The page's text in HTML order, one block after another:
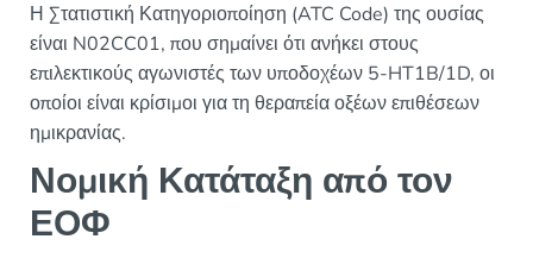
Η Στατιστική Κατηγοριοποίηση (ATC Code) της ουσίας
είναι N02CC01, που σημαίνει ότι ανήκει στους
επιλεκτικούς αγωνιστές των υποδοχέων 5-HT1B/1D, οι
οποίοι είναι κρίσιμοι για τη θεραπεία οξέων επιθέσεων
ημικρανίας.
Νομική Κατάταξη από τον
ΕΟΦ